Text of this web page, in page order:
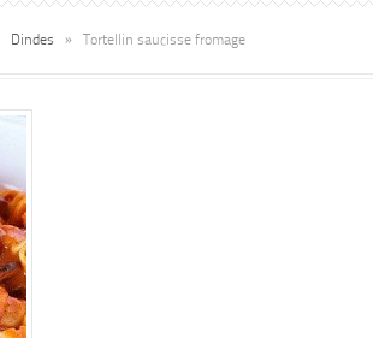
Dindes » Tortellin saucisse fromage